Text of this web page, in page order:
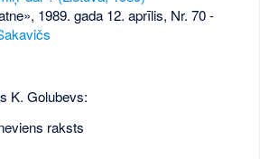
1989. gada 12. aprīlis, Nr. 70-
K. Golubevs:
raksts